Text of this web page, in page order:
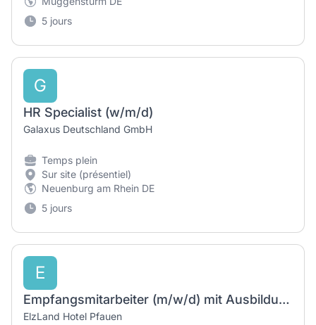
5 jours
G
HR Specialist (w/m/d)
Galaxus Deutschland GmbH
Temps plein
Sur site (présentiel)
Neuenburg am Rhein DE
5 jours
E
Empfangsmitarbeiter (m/w/d) mit Ausbildung und guten Deutschkenntnissen
ElzLand Hotel Pfauen